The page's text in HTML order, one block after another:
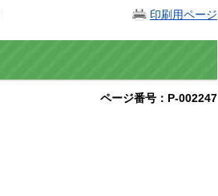
印刷用ページ
ページ番号：P-002247